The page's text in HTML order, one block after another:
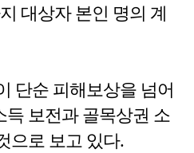
대상자 본인 명의 계
단순 피해보상을 넘어
보전과 골목상권 소
으로 보고 있다.